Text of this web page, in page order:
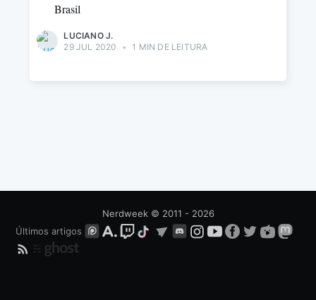
Brasil
LUCIANO J.
29 JUL 2020
• 1 MIN DE LEITURA
Nerdweek© 2011 - 2026
Últimos artigos